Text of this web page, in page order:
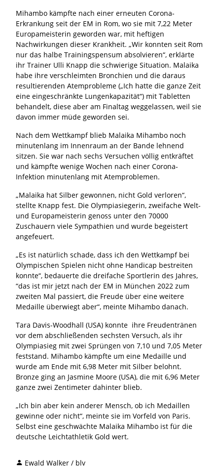
Mihambo kämpfte nach einer erneuten Corona-
Erkrankung seit der EM in Rom, wo sie mit 7,22 Meter
Europameisterin geworden war, mit heftigen
Nachwirkungen dieser Krankheit. „Wir konnten seit Rom
nur das halbe Trainingspensum absolvieren“, erklärte
ihr Trainer Ulli Knapp die schwierige Situation. Malaika
habe ihre verschleimten Bronchien und die daraus
resultierenden Atemprobleme („Ich hatte die ganze Zeit
eine eingeschränkte Lungenkapazität“) mit Tabletten
behandelt, diese aber am Finaltag weggelassen, weil sie
davon immer müde geworden sei.
Nach dem Wettkampf blieb Malaika Mihambo noch
minutenlang im Innenraum an der Bande lehnend
sitzen. Sie war nach sechs Versuchen völlig entkräftet
und kämpfte wenige Wochen nach einer Corona-
Infektion minutenlang mit Atemproblemen.
„Malaika hat Silber gewonnen, nicht Gold verloren“,
stellte Knapp fest. Die Olympiasiegerin, zweifache Welt-
und Europameisterin genoss unter den 70000
Zuschauern viele Sympathien und wurde begeistert
angefeuert.
„Es ist natürlich schade, dass ich den Wettkampf bei
Olympischen Spielen nicht ohne Handicap bestreiten
konnte“, bedauerte die dreifache Sportlerin des Jahres,
“das ist mir jetzt nach der EM in München 2022 zum
zweiten Mal passiert, die Freude über eine weitere
Medaille überwiegt aber“, meinte Mihambo danach.
Tara Davis-Woodhall (USA) konnte ihre Freudentränen
vor dem abschließenden sechsten Versuch, als ihr
Olympiasieg mit zwei Sprüngen von 7,10 und 7,05 Meter
feststand. Mihambo kämpfte um eine Medaille und
wurde am Ende mit 6,98 Meter mit Silber belohnt.
Bronze ging an Jasmine Moore (USA), die mit 6,96 Meter
ganze zwei Zentimeter dahinter blieb.
„Ich bin aber kein anderer Mensch, ob ich Medaillen
gewinne oder nicht“, meinte sie im Vorfeld von Paris.
Selbst eine geschwächte Malaika Mihambo ist für die
deutsche Leichtathletik Gold wert.
Ewald Walker / blv